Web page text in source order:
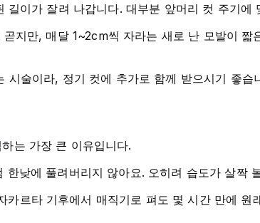
이가 잘려 나갑니다. 대부분 앞머리 컷 주기에
지만, 매달 1~2cm씩 자라는 새로 난 모발이
술이라, 정기 컷에 추가로 함께 받으시기 좋습
는 가장 큰 이유입니다.
낮에 풀려버리지 않아요. 오히려 습도가 살짝
카르타 기후에서 매직기로 펴도 몇 시간 만에 원